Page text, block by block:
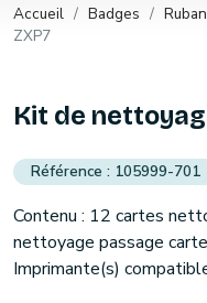
Accueil Badges
ZXP7
Kit de
105999-701
Contenu : 12 cartes
nettoyage passage carte
Imprimante(s)